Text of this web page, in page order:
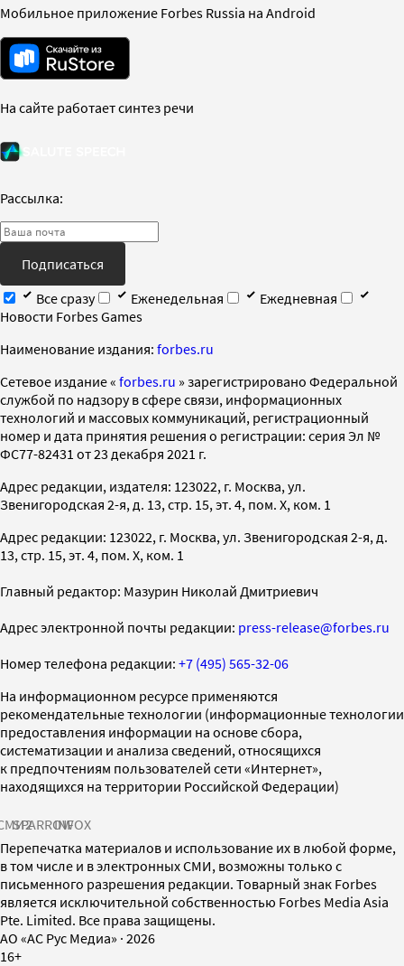
Мобильное приложение Forbes Russia на Android
На сайте работает синтез речи
Рассылка:
Подписаться
Все сразу
Еженедельная
Ежедневная
Новости Forbes Games
Наименование издания: forbes.ru
Cетевое издание « forbes.ru » зарегистрировано Федеральной
службой по надзору в сфере связи, информационных
технологий и массовых коммуникаций, регистрационный
номер и дата принятия решения о регистрации: серия Эл №
ФС77-82431 от 23 декабря 2021 г.
Адрес редакции, издателя: 123022, г. Москва, ул.
Звенигородская 2-я, д. 13, стр. 15, эт. 4, пом. X, ком. 1
Адрес редакции: 123022, г. Москва, ул. Звенигородская 2-я, д.
13, стр. 15, эт. 4, пом. X, ком. 1
Главный редактор: Мазурин Николай Дмитриевич
Адрес электронной почты редакции: press-release@forbes.ru
Номер телефона редакции: +7 (495) 565-32-06
На информационном ресурсе применяются
рекомендательные технологии (информационные технологии
предоставления информации на основе сбора,
систематизации и анализа сведений, относящихся
к предпочтениям пользователей сети «Интернет»,
находящихся на территории Российской Федерации)
SPARROWINFOX
Перепечатка материалов и использование их в любой форме,
в том числе и в электронных СМИ, возможны только с
письменного разрешения редакции. Товарный знак Forbes
является исключительной собственностью Forbes Media Asia
Pte. Limited. Все права защищены.
AO «АС Рус Медиа» · 2026
16+